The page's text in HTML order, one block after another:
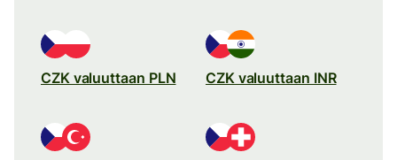
CZK valuuttaan PLN CZK valuuttaan INR